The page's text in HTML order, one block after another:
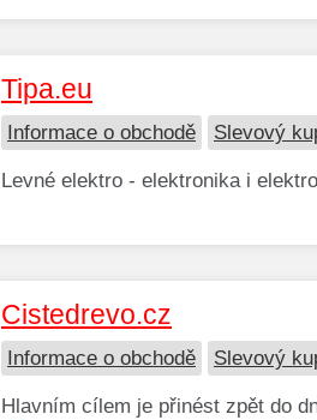
Tipa.eu
Informace o obchodě Slevový
Levné elektro - elektronika i
Cistedrevo.cz
Informace o obchodě Slevový
Hlavním cílem je přinést zpět do